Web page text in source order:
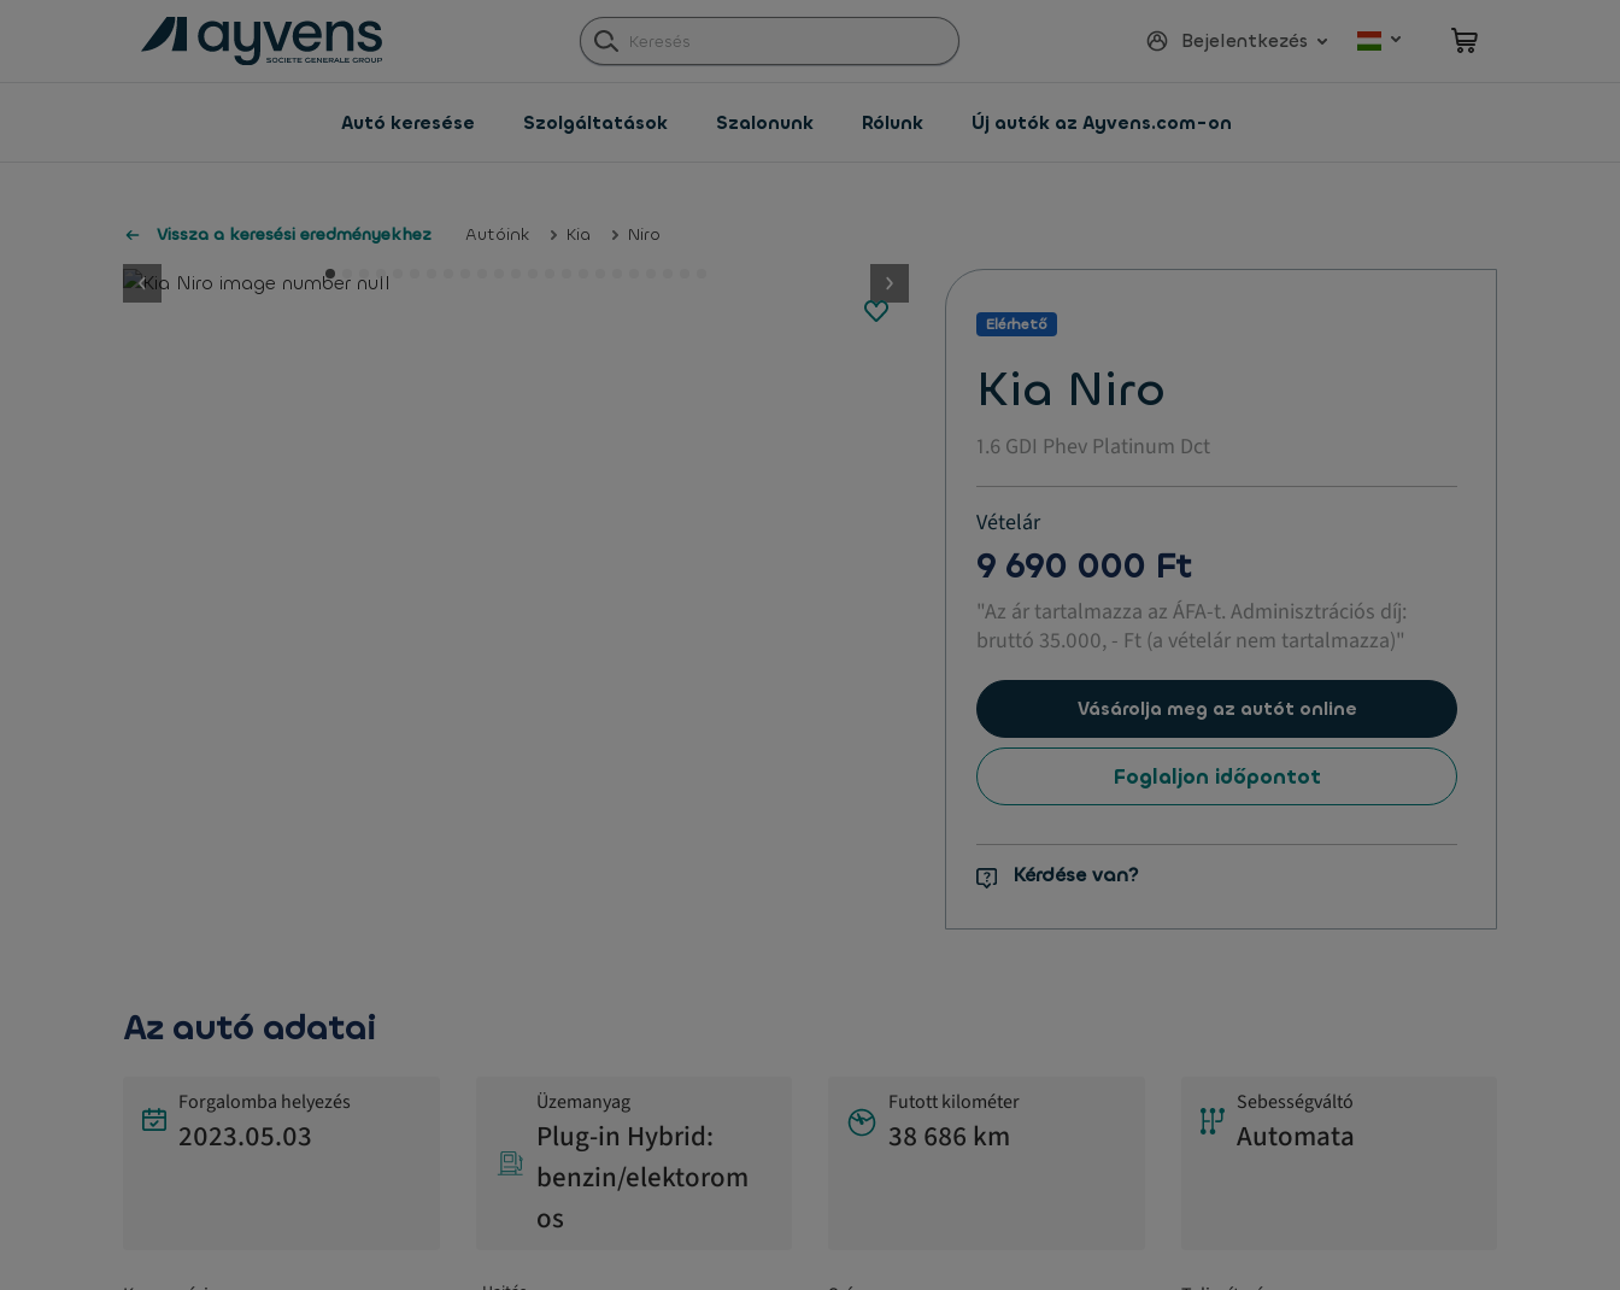
Bejelentkezés
Autó keresése Szolgáltatások Szalonunk Rólunk Új autók az Ayvens.com-on
Vissza a keresési eredményekhez Autóink Kia Niro
button.previous button.next
Elérhető
Kia Niro
1.6 GDI Phev Platinum Dct
Vételár
9 690 000 Ft
"Az ár tartalmazza az ÁFA-t. Adminisztrációs díj:
bruttó 35.000, - Ft (a vételár nem tartalmazza)"
Vásárolja meg az autót online
Foglaljon időpontot
Kérdése van?
Az autó adatai
Forgalomba helyezés
2023.05.03
Üzemanyag
Plug-in Hybrid:
benzin/elektorom
os
Futott kilométer
38 686 km
Sebességváltó
Automata